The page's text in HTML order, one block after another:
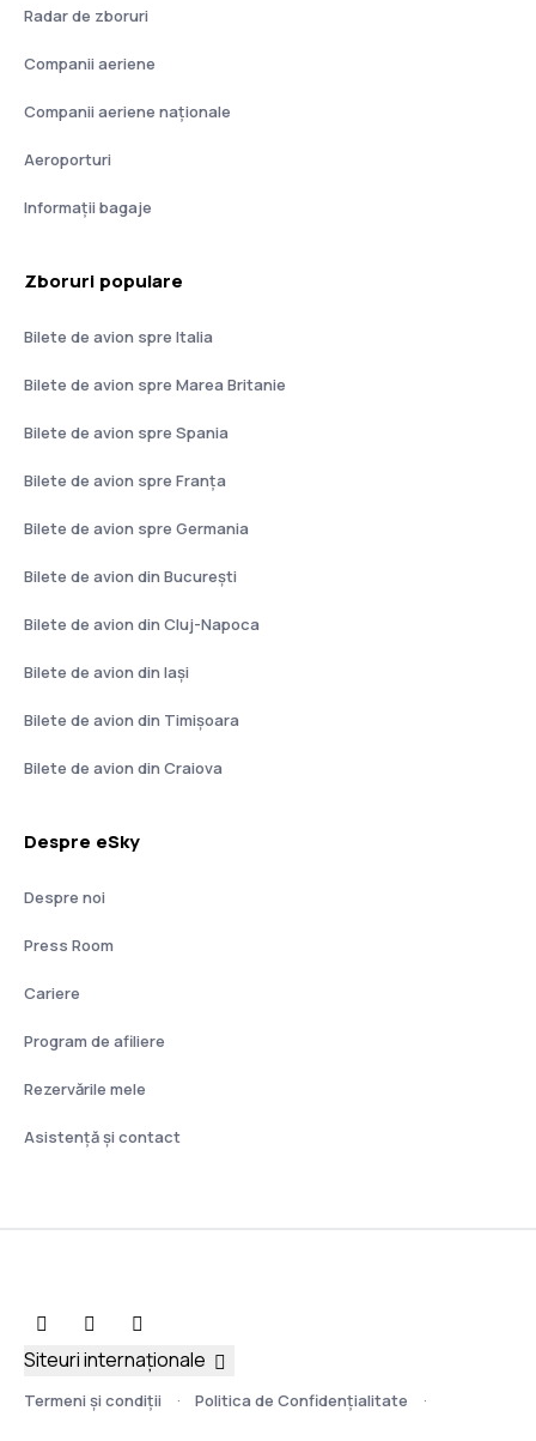
Radar de zboruri
Companii aeriene
Companii aeriene naţionale
Aeroporturi
Informații bagaje
Zboruri populare
Bilete de avion spre Italia
Bilete de avion spre Marea Britanie
Bilete de avion spre Spania
Bilete de avion spre Franţa
Bilete de avion spre Germania
Bilete de avion din București
Bilete de avion din Cluj-Napoca
Bilete de avion din Iași
Bilete de avion din Timișoara
Bilete de avion din Craiova
Despre eSky
Despre noi
Press Room
Cariere
Program de afiliere
Rezervările mele
Asistenţă şi contact
Termeni şi condiţii Politica de Confidențialitate
Siteuri internaționale